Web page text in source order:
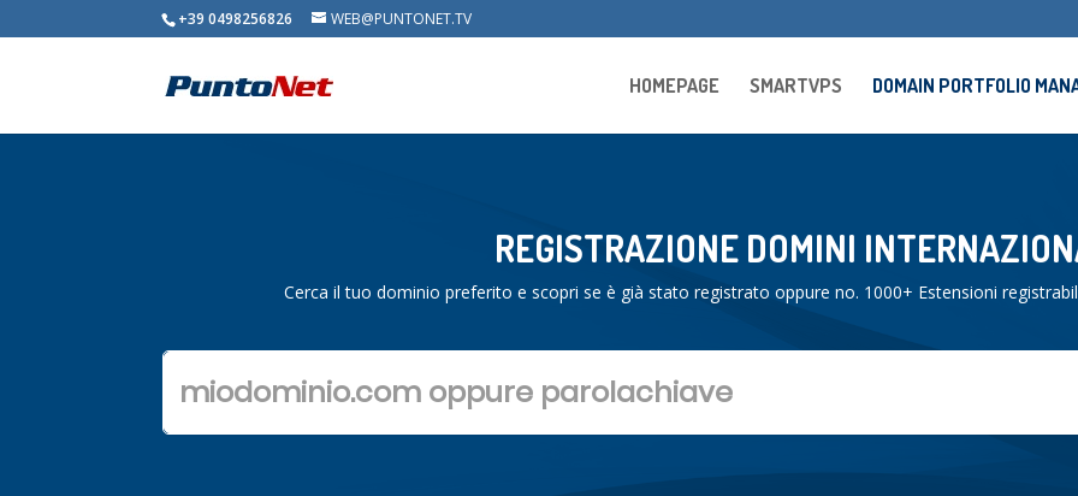
+39 0498256826 WEB@PUNTONET.TV
HOMEPAGE SMARTVPS DOMAIN PORTFOLIO
REGISTRAZIONE DOMINI
Cerca il tuo dominio preferito e scopri se è già stato registrato oppure no. 1000+ Estensioni